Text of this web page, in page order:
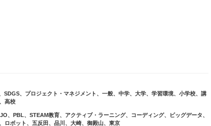
SDGS、 プロジェクト・マネジメント 、 一般、 中学、 大学、 学習環境、 小学校、 講
、 高校
、 PBL、 STEAM教育、 アクティブ・ラーニング、 コーディング、 ビッグデータ、
ロボット 、 五反田 、 品川 、 大崎、 御殿山、 東京